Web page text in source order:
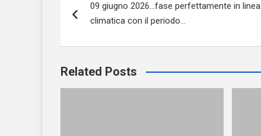
articoli
09 giugno 2026…fase perfettamente in linea
climatica con il periodo…
Related Posts